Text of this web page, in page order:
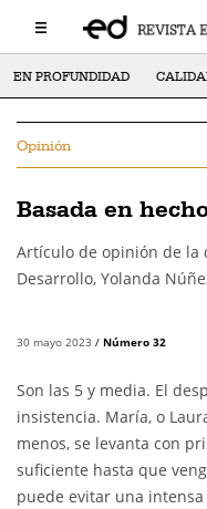
EN PROFUNDIDAD
Opinión
Basada en
Artículo de opinión de la
Desarrollo, Yolanda
30 mayo 2023 / Número 32
Son las 5 y media. El
insistencia. María, o
menos, se levanta con
suficiente hasta que
puede evitar una